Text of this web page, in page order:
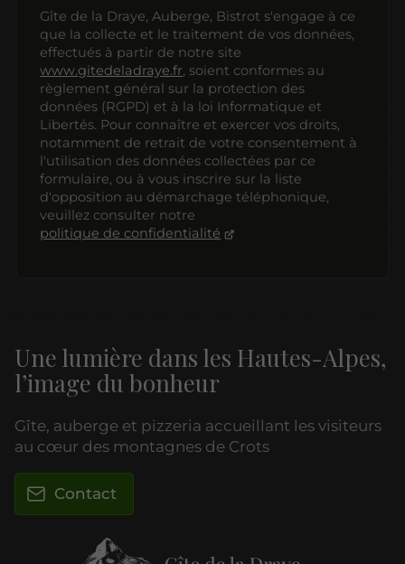
Gîte de la Draye, Auberge, Bistrot s'engage à ce
que la collecte et le traitement de vos données,
effectués à partir de notre site
www.gitedeladraye.fr, soient conformes au
règlement général sur la protection des
données (RGPD) et à la loi Informatique et
Libertés. Pour connaître et exercer vos droits,
notamment de retrait de votre consentement à
l'utilisation des données collectées par ce
formulaire, ou à vous inscrire sur la liste
d'opposition au démarchage téléphonique,
veuillez consulter notre
politique de confidentialité
Une lumière dans les Hautes-Alpes,
l’image du bonheur
Gîte, auberge et pizzeria accueillant les visiteurs
au cœur des montagnes de Crots
Contact